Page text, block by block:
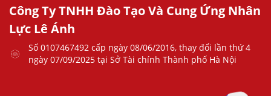
Công Ty TNHH Đào Tạo Và Cung Ứng Nhân
Lực Lê Ánh
Số 0107467492 cấp ngày 08/06/2016, thay đổi lần thứ 4
ngày 07/09/2025 tại Sở Tài chính Thành phố Hà Nội